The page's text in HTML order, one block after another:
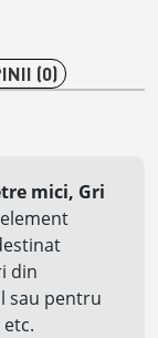
(0)
mici, Gri
din
sau pentru